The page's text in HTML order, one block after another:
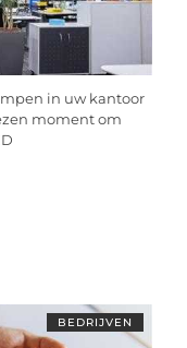
in uw kantoor
moment om
BEDRIJVEN